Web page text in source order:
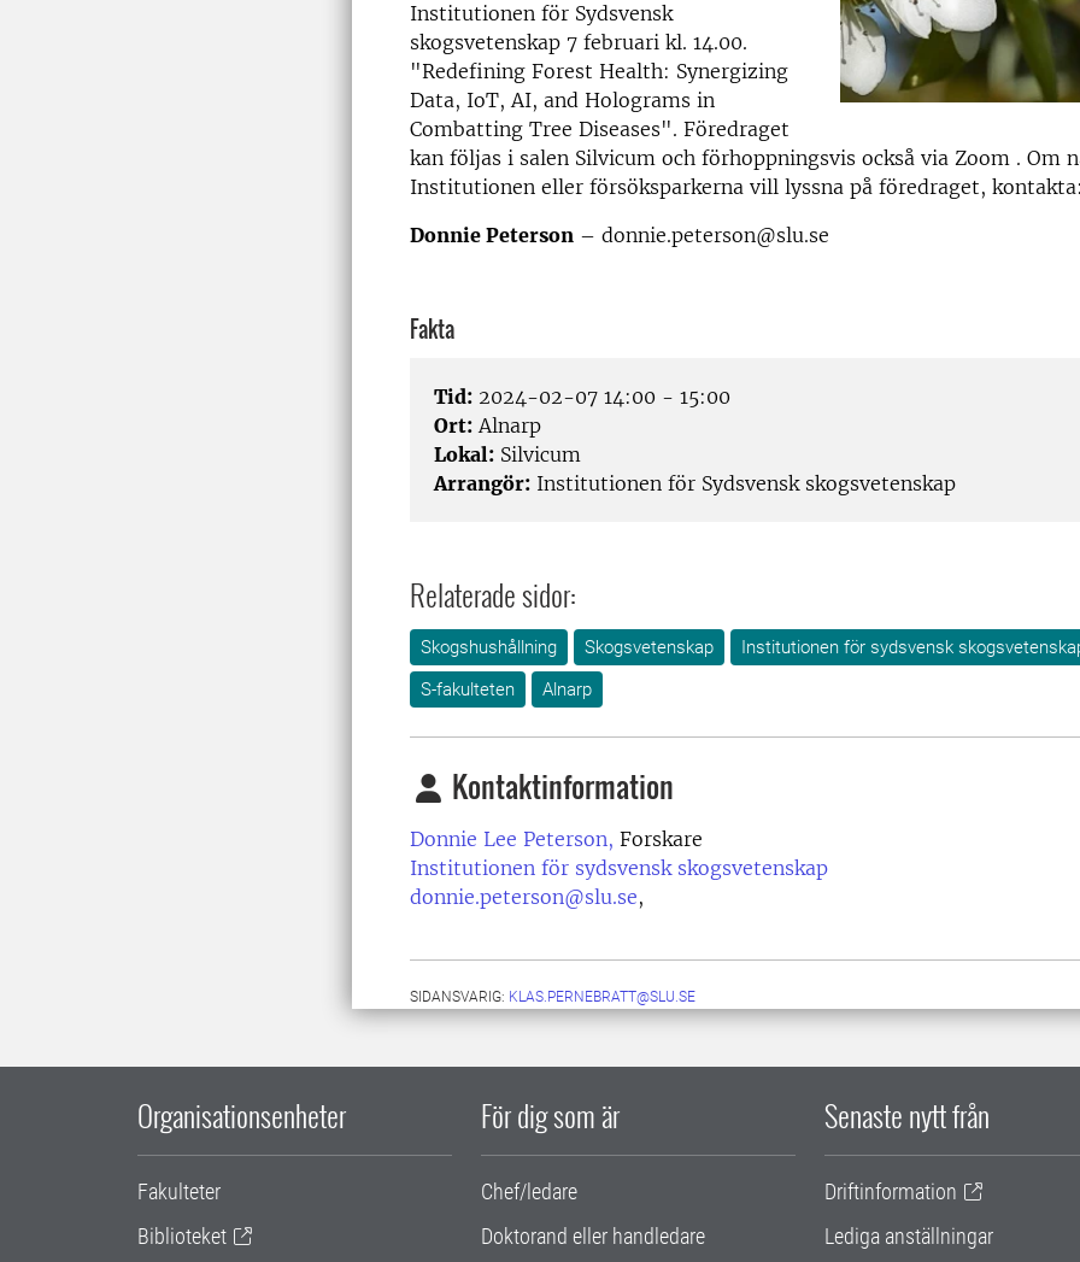
Institutionen för Sydsvensk
skogsvetenskap 7 februari kl. 14.00.
"Redefining Forest Health: Synergizing
Data, IoT, AI, and Holograms in
Combatting Tree Diseases". Föredraget
kan följas i salen Silvicum och förhoppningsvis också via Zoom . Om
Institutionen eller försöksparkerna vill lyssna på föredraget,
Donnie Peterson – donnie.peterson@slu.se
Fakta
Tid: 2024-02-07 14:00 - 15:00
Ort: Alnarp
Lokal: Silvicum
Arrangör: Institutionen för Sydsvensk skogsvetenskap
Relaterade sidor:
Skogshushållning Skogsvetenskap
Institutionen för sydsvensk
S-fakulteten
Alnarp
Kontaktinformation
Donnie Lee Peterson, Forskare
Institutionen för sydsvensk skogsvetenskap
donnie.peterson@slu.se,
SIDANSVARIG: KLAS.PERNEBRATT@SLU.SE
Organisationsenheter
Fakulteter
Biblioteket
För dig som är
Chef/ledare
Doktorand eller handledare
Senaste nytt från
Driftinformation
Lediga anställningar